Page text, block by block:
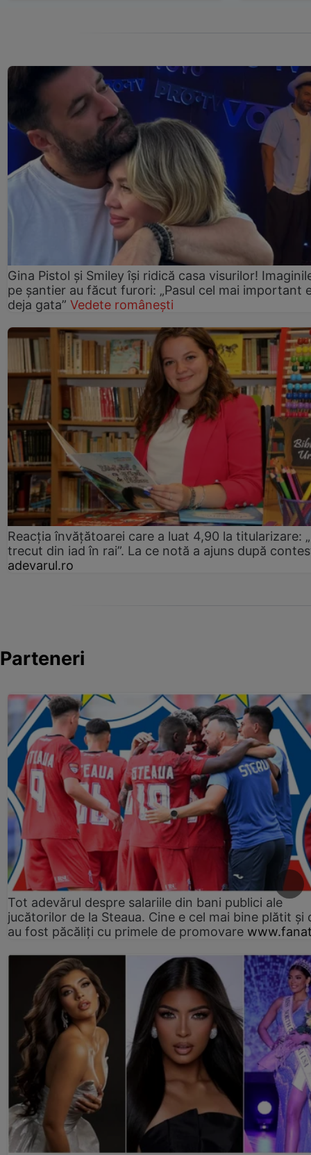
Gina Pistol și Smiley își ridică casa visurilor!
pe șantier au făcut furori: „Pasul cel mai important
deja gata” Vedete românești
Reacția învățătoarei care a luat 4,90 la titularizare:
trecut din iad în rai”. La ce notă a ajuns după
adevarul.ro
Parteneri
Tot adevărul despre salariile din bani publici ale
jucătorilor de la Steaua. Cine e cel mai bine plătit și
au fost păcăliți cu primele de promovare